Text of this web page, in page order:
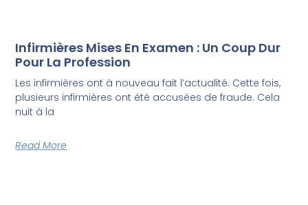
Infirmières Mises En Examen : Un Coup Dur
Pour La Profession
Les infirmières ont à nouveau fait l’actualité. Cette fois,
plusieurs infirmières ont été accusées de fraude. Cela
nuit à la
Read More